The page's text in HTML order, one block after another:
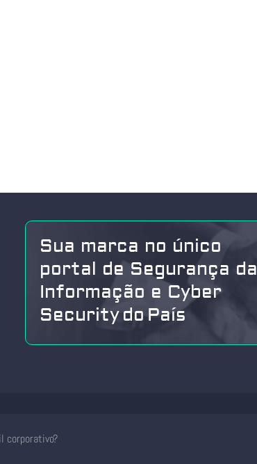
Sua marca no único
portal de Segurança da
Informação e Cyber
Security do País